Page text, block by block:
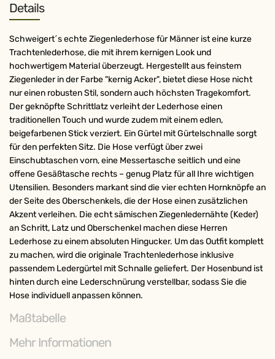
Details
Schweigert´s echte Ziegenlederhose für Männer ist eine kurze
Trachtenlederhose, die mit ihrem kernigen Look und
hochwertigem Material überzeugt. Hergestellt aus feinstem
Ziegenleder in der Farbe "kernig Acker", bietet diese Hose nicht
nur einen robusten Stil, sondern auch höchsten Tragekomfort.
Der geknöpfte Schrittlatz verleiht der Lederhose einen
traditionellen Touch und wurde zudem mit einem edlen,
beigefarbenen Stick verziert. Ein Gürtel mit Gürtelschnalle sorgt
für den perfekten Sitz. Die Hose verfügt über zwei
Einschubtaschen vorn, eine Messertasche seitlich und eine
offene Gesäßtasche rechts – genug Platz für all Ihre wichtigen
Utensilien. Besonders markant sind die vier echten Hornknöpfe an
der Seite des Oberschenkels, die der Hose einen zusätzlichen
Akzent verleihen. Die echt sämischen Ziegenledernähte (Keder)
an Schritt, Latz und Oberschenkel machen diese Herren
Lederhose zu einem absoluten Hingucker. Um das Outfit komplett
zu machen, wird die originale Trachtenlederhose inklusive
passendem Ledergürtel mit Schnalle geliefert. Der Hosenbund ist
hinten durch eine Lederschnürung verstellbar, sodass Sie die
Hose individuell anpassen können.
Maßtabelle
Mehr Informationen